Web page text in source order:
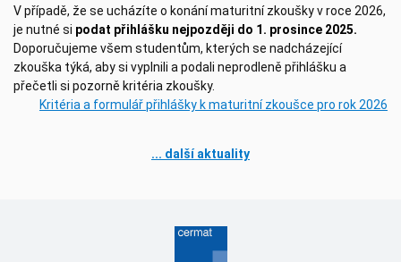
V případě, že se ucházíte o konání maturitní zkoušky v roce 2026,
je nutné si podat přihlášku nejpozději do 1. prosince 2025.
Doporučujeme všem studentům, kterých se nadcházející
zkouška týká, aby si vyplnili a podali neprodleně přihlášku a
přečetli si pozorně kritéria zkoušky.
Kritéria a formulář přihlášky k maturitní zkoušce pro rok 2026
... další aktuality